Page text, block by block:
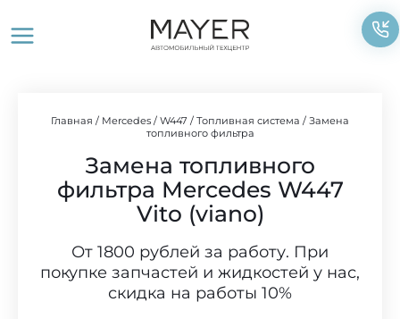
содержимому
Главная / Mercedes / W447 / Топливная система / Замена
топливного фильтра
Замена топливного
фильтра Mercedes W447
Vito (viano)
От 1800 рублей за работу. При
покупке запчастей и жидкостей у нас,
скидка на работы 10%